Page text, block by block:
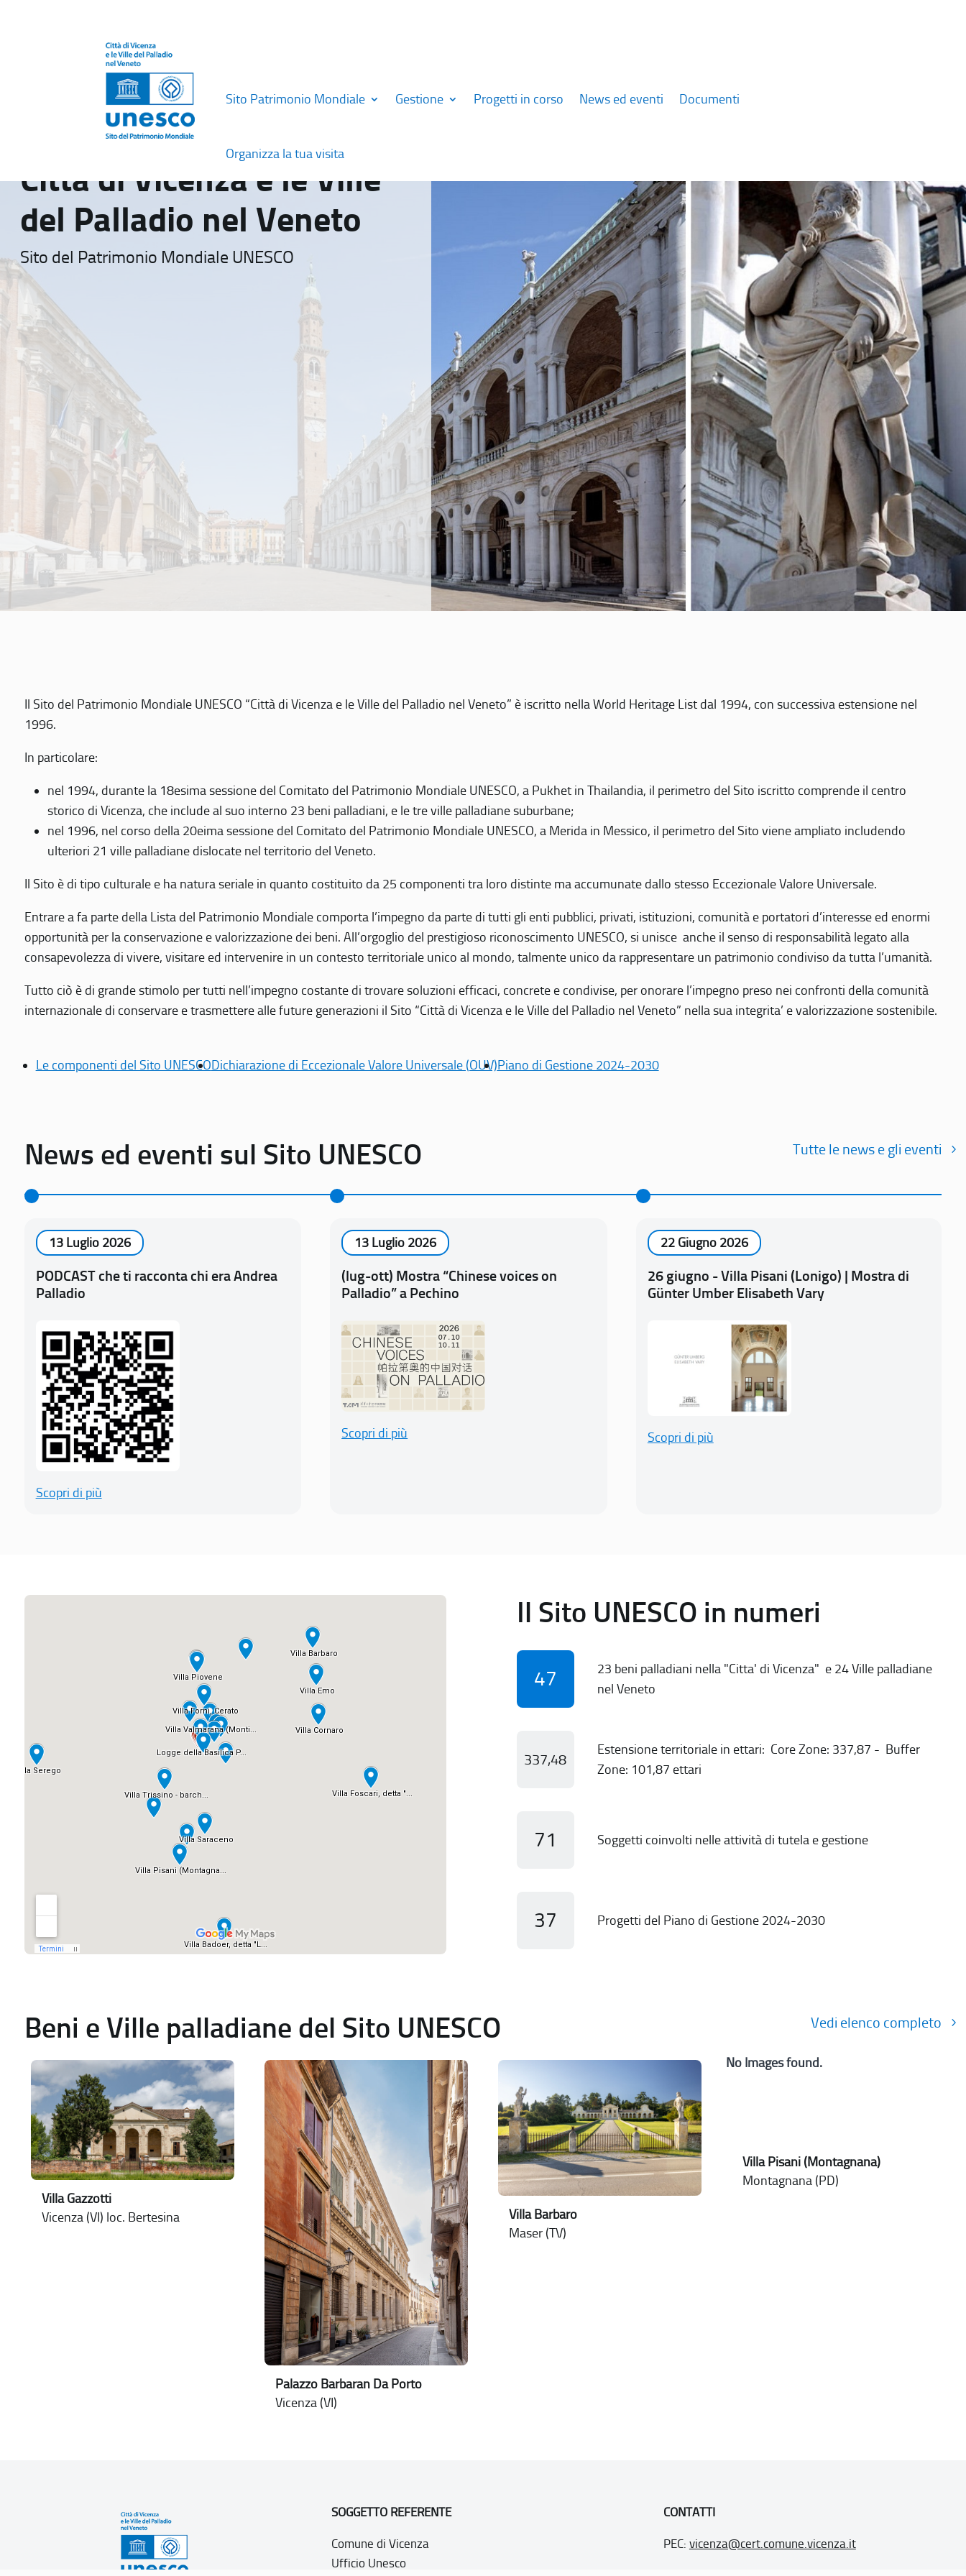
Sito Patrimonio Mondiale Gestione Progetti in corso News ed eventi Documenti
Organizza la tua visita
Città di Vicenza e le Ville
del Palladio nel Veneto
Sito del Patrimonio Mondiale UNESCO
Il Sito del Patrimonio Mondiale UNESCO “Città di Vicenza e le Ville del Palladio nel Veneto” è iscritto nella World Heritage List dal 1994, con successiva estensione nel
1996.
In particolare:
nel 1994, durante la 18esima sessione del Comitato del Patrimonio Mondiale UNESCO, a Pukhet in Thailandia, il perimetro del Sito iscritto comprende il centro
storico di Vicenza, che include al suo interno 23 beni palladiani, e le tre ville palladiane suburbane;
nel 1996, nel corso della 20eima sessione del Comitato del Patrimonio Mondiale UNESCO, a Merida in Messico, il perimetro del Sito viene ampliato includendo
ulteriori 21 ville palladiane dislocate nel territorio del Veneto.
Il Sito è di tipo culturale e ha natura seriale in quanto costituito da 25 componenti tra loro distinte ma accumunate dallo stesso Eccezionale Valore Universale.
Entrare a fa parte della Lista del Patrimonio Mondiale comporta l’impegno da parte di tutti gli enti pubblici, privati, istituzioni, comunità e portatori d’interesse ed enormi
opportunità per la conservazione e valorizzazione dei beni. All’orgoglio del prestigioso riconoscimento UNESCO, si unisce anche il senso di responsabilità legato alla
consapevolezza di vivere, visitare ed intervenire in un contesto territoriale unico al mondo, talmente unico da rappresentare un patrimonio condiviso da tutta l’umanità.
Tutto ciò è di grande stimolo per tutti nell’impegno costante di trovare soluzioni efficaci, concrete e condivise, per onorare l’impegno preso nei confronti della comunità
internazionale di conservare e trasmettere alle future generazioni il Sito “Città di Vicenza e le Ville del Palladio nel Veneto” nella sua integrita’ e valorizzazione sostenibile.
Le componenti del Sito UNESCODichiarazione di Eccezionale Valore Universale (OUV)Piano di Gestione 2024-2030
News ed eventi sul Sito UNESCO Tutte le news e gli eventi
13 Luglio 2026
PODCAST che ti racconta chi era Andrea
Palladio
Scopri di più
13 Luglio 2026
(lug-ott) Mostra “Chinese voices on
Palladio” a Pechino
Scopri di più
22 Giugno 2026
26 giugno - Villa Pisani (Lonigo) | Mostra di
Günter Umber Elisabeth Vary
Scopri di più
Il Sito UNESCO in numeri
47
23 beni palladiani nella "Citta' di Vicenza" e 24 Ville palladiane
nel Veneto
337,48
Estensione territoriale in ettari: Core Zone: 337,87 - Buffer
Zone: 101,87 ettari
71 Soggetti coinvolti nelle attività di tutela e gestione
37 Progetti del Piano di Gestione 2024-2030
Beni e Ville palladiane del Sito UNESCO Vedi elenco completo
Villa Gazzotti
Vicenza (VI) loc. Bertesina
Palazzo Barbaran Da Porto
Vicenza (VI)
Villa Barbaro
Maser (TV)
No Images found.
Villa Pisani (Montagnana)
Montagnana (PD)
SOGGETTO REFERENTE
Comune di Vicenza
Ufficio Unesco
CONTATTI
PEC: vicenza@cert.comune.vicenza.it